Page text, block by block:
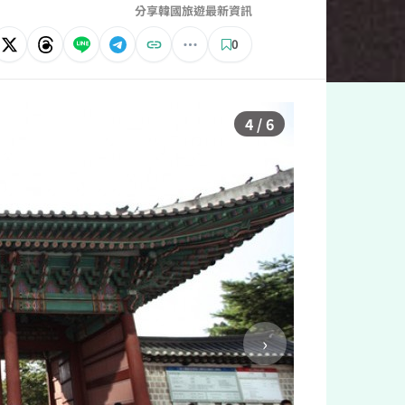
分享韓國旅遊最新資訊
0
5 / 6
›